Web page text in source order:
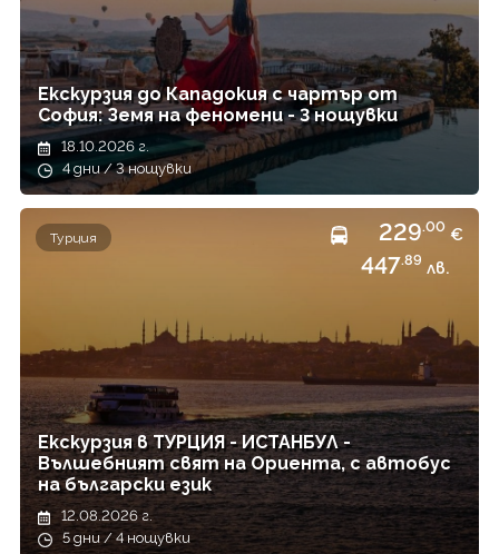
Екскурзия до Кападокия с чартър от
София: Земя на феномени - 3 нощувки
18.10.2026 г.
4 дни / 3 нощувки
Турция 229.00 €
447.89 лв.
Екскурзия в ТУРЦИЯ - ИСТАНБУЛ -
Вълшебният свят на Ориента, с автобус
на български език
12.08.2026 г.
5 дни / 4 нощувки